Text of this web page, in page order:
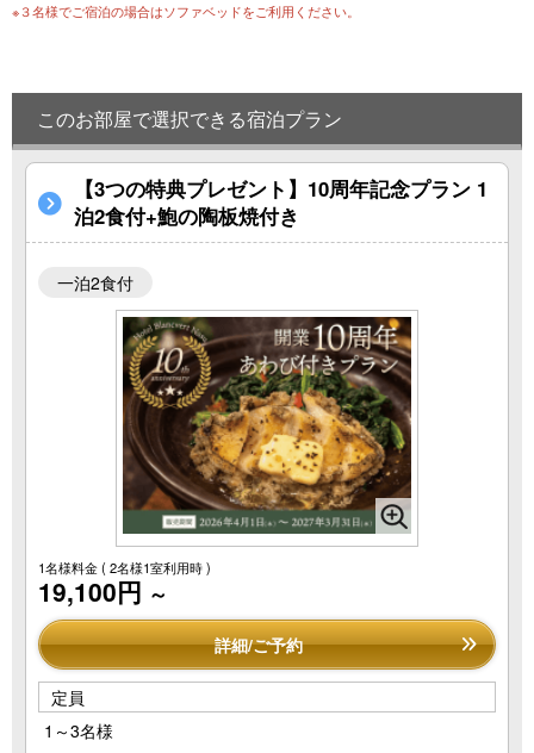
※３名様でご宿泊の場合はソファベッドをご利用ください。
このお部屋で選択できる宿泊プラン
【3つの特典プレゼント】10周年記念プラン 1
泊2食付+鮑の陶板焼付き
一泊2食付
1名様料金( 2名様1室利用時 )
19,100円 ～
詳細/ご予約
定員
1～3名様